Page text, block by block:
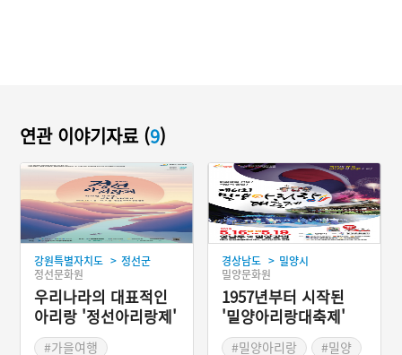
연관 이야기자료 (9)
강원특별자치도 > 정선군
정선문화원
우리나라의 대표적인
아리랑 '정선아리랑제'
#가을여행
경상남도 > 밀양시
밀양문화원
1957년부터 시작된
'밀양아리랑대축제'
#밀양아리랑
#밀양